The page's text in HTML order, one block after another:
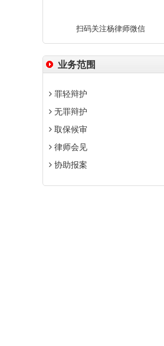
扫码关注杨律师微信
业务范围
罪轻辩护
无罪辩护
取保候审
律师会见
协助报案